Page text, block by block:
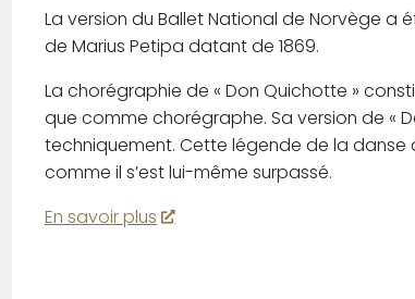
La version du Ballet National de Norvège a
de Marius Petipa datant de 1869.
La chorégraphie de « Don Quichotte »
que comme chorégraphe. Sa version de «
techniquement. Cette légende de la danse
comme il s’est lui-même surpassé.
En savoir plus